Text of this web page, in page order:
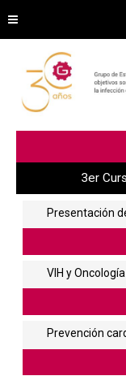
contenido
3er
Presentación
VIH y Oncología
Prevención